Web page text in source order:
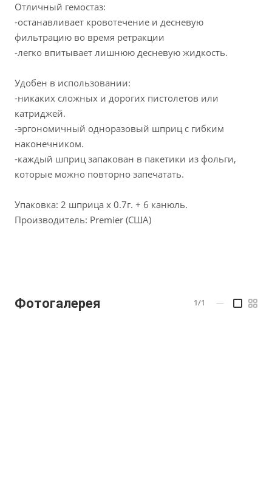
Отличный гемостаз:
-останавливает кровотечение и десневую
фильтрацию во время ретракции
-легко впитывает лишнюю десневую жидкость.
Удобен в использовании:
-никаких сложных и дорогих пистолетов или
катриджей.
-эргономичный одноразовый шприц с гибким
наконечником.
-каждый шприц запакован в пакетики из фольги,
которые можно повторно запечатать.
Упаковка: 2 шприца х 0.7г. + 6 канюль.
Производитель: Premier (США)
Фотогалерея 1/1 —